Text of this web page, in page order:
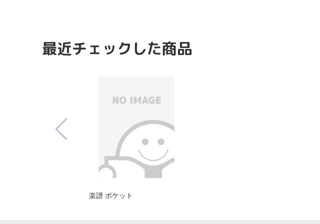
最近チェックした商品
楽譜 ポケット